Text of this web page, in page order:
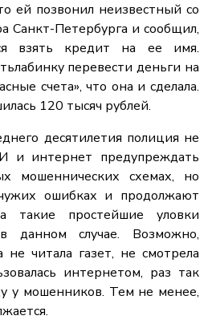
ей позвонил неизвестный со
Санкт-Петербурга и сообщил,
взять кредит на ее имя.
перевести деньги на
счета», что она и сделала.
120 тысяч рублей.
десятилетия полиция не
и интернет предупреждать
мошеннических схемах, но
ошибках и продолжают
такие простейшие уловки
данном случае. Возможно,
не читала газет, не смотрела
интернетом, раз так
у мошенников. Тем не менее,